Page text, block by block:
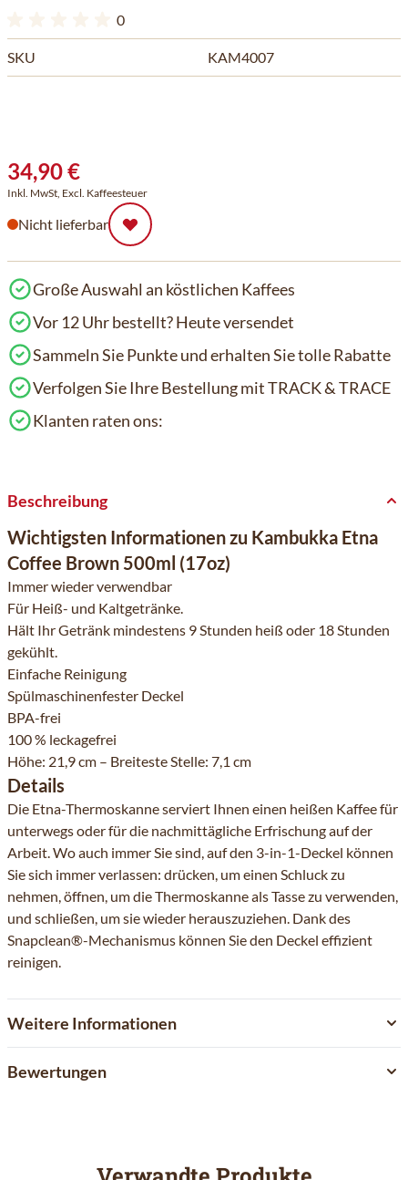
0
SKU KAM4007
34,90 €
Inkl. MwSt, Excl. Kaffeesteuer
Nicht lieferbar
Große Auswahl an köstlichen Kaffees
Vor 12 Uhr bestellt? Heute versendet
Sammeln Sie Punkte und erhalten Sie tolle Rabatte
Verfolgen Sie Ihre Bestellung mit TRACK & TRACE
Klanten raten ons:
Beschreibung
Wichtigsten Informationen zu Kambukka Etna
Coffee Brown 500ml (17oz)
Immer wieder verwendbar
Für Heiß- und Kaltgetränke.
Hält Ihr Getränk mindestens 9 Stunden heiß oder 18 Stunden
gekühlt.
Einfache Reinigung
Spülmaschinenfester Deckel
BPA-frei
100 % leckagefrei
Höhe: 21,9 cm – Breiteste Stelle: 7,1 cm
Details
Die Etna-Thermoskanne serviert Ihnen einen heißen Kaffee für
unterwegs oder für die nachmittägliche Erfrischung auf der
Arbeit. Wo auch immer Sie sind, auf den 3-in-1-Deckel können
Sie sich immer verlassen: drücken, um einen Schluck zu
nehmen, öffnen, um die Thermoskanne als Tasse zu verwenden,
und schließen, um sie wieder herauszuziehen. Dank des
Snapclean®-Mechanismus können Sie den Deckel effizient
reinigen.
Weitere Informationen
Bewertungen